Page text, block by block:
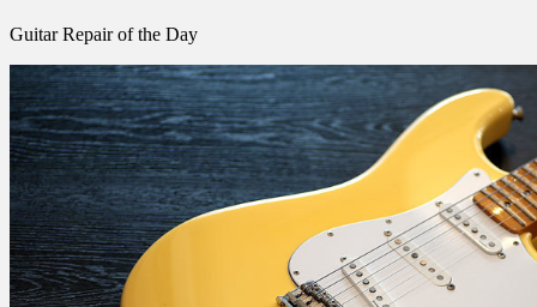
Guitar Repair of the Day